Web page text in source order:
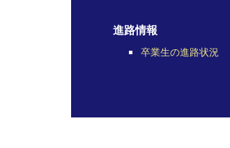
進路情報
卒業生の進路状況